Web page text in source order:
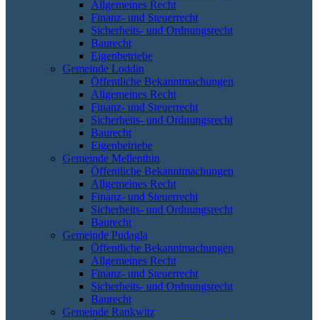
Allgemeines Recht
Finanz- und Steuerrecht
Sicherheits- und Ordnungsrecht
Baurecht
Eigenbetriebe
Gemeinde Loddin
Öffentliche Bekanntmachungen
Allgemeines Recht
Finanz- und Steuerrecht
Sicherheits- und Ordnungsrecht
Baurecht
Eigenbetriebe
Gemeinde Mellenthin
Öffentliche Bekanntmachungen
Allgemeines Recht
Finanz- und Steuerrecht
Sicherheits- und Ordnungsrecht
Baurecht
Gemeinde Pudagla
Öffentliche Bekanntmachungen
Allgemeines Recht
Finanz- und Steuerrecht
Sicherheits- und Ordnungsrecht
Baurecht
Gemeinde Rankwitz